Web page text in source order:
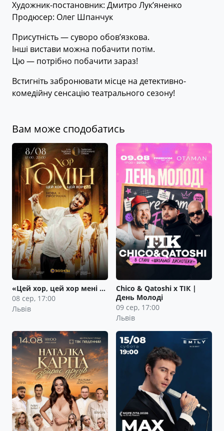
Художник-постановник: Дмитро Лук’яненко
Продюсер: Олег Шпанчук
Присутність — суворо обов’язкова.
Інші вистави можна побачити потім.
Цю — потрібно побачити зараз!
Встигніть забронювати місце на детективно-
комедійну сенсацію театрального сезону!
Вам може сподобатись
«Цей хор, цей хор мені …
08 сер, 17:00
Львів
Сhico & Qatoshi x ТІК |
День Молоді
09 сер, 17:00
Львів